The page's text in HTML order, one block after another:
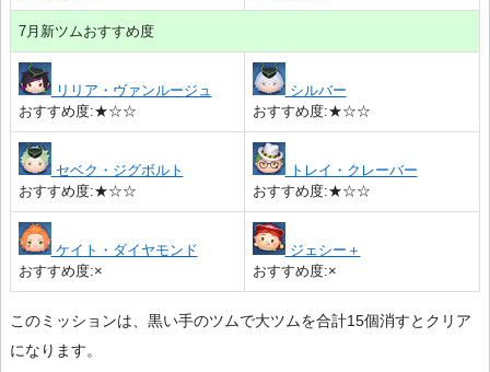
7月新ツムおすすめ度
リリア・ヴァンルージュ
おすすめ度:★☆☆
シルバー
おすすめ度:★☆☆
セベク・ジグボルト
おすすめ度:★☆☆
トレイ・クレーバー
おすすめ度:★☆☆
ケイト・ダイヤモンド
おすすめ度:×
ジェシー＋
おすすめ度:×
このミッションは、黒い手のツムで大ツムを合計15個消すとクリア
になります。